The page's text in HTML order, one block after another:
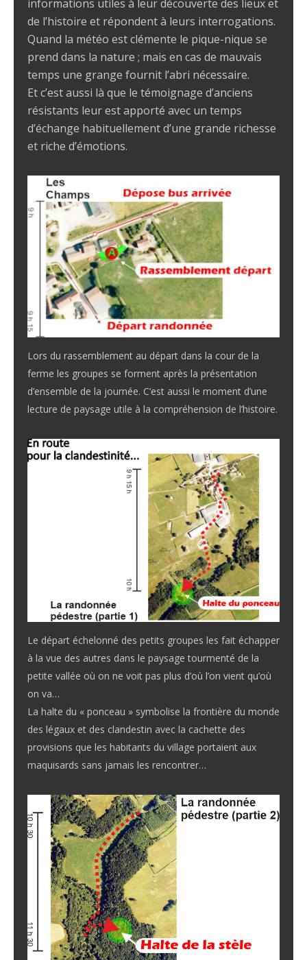
informations utiles à leur découverte des lieux et
de l’histoire et répondent à leurs interrogations.
Quand la météo est clémente le pique-nique se
prend dans la nature ; mais en cas de mauvais
temps une grange fournit l’abri nécessaire.
Et c’est aussi là que le témoignage d’anciens
résistants leur est apporté avec un temps
d’échange habituellement d’une grande richesse
et riche d’émotions.
Lors du rassemblement au départ dans la cour de la
ferme les groupes se forment après la présentation
d’ensemble de la journée. C’est aussi le moment d’une
lecture de paysage utile à la compréhension de l’histoire.
Le départ échelonné des petits groupes les fait échapper
à la vue des autres dans le paysage tourmenté de la
petite vallée où on ne voit pas plus d’où l’on vient qu’où
on va…
La halte du « ponceau » symbolise la frontière du monde
des légaux et des clandestin avec la cachette des
provisions que les habitants du village portaient aux
maquisards sans jamais les rencontrer…